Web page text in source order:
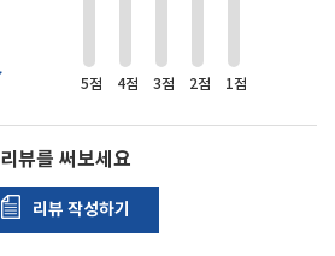
5점 4점 3점 2점 1점
리뷰를 써보세요
리뷰 작성하기